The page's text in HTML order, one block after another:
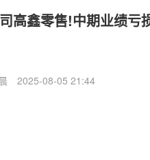
高鑫零售!中期业绩亏
2025-08-05 21:44